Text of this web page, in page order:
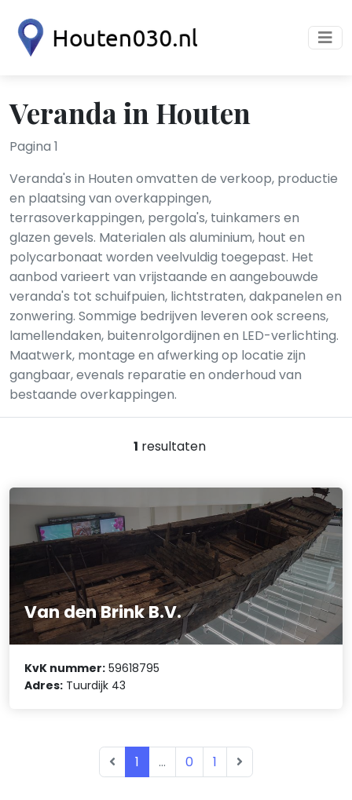
Veranda in Houten
Pagina 1
Veranda's in Houten omvatten de verkoop, productie
en plaatsing van overkappingen,
terrasoverkappingen, pergola's, tuinkamers en
glazen gevels. Materialen als aluminium, hout en
polycarbonaat worden veelvuldig toegepast. Het
aanbod varieert van vrijstaande en aangebouwde
veranda's tot schuifpuien, lichtstraten, dakpanelen en
zonwering. Sommige bedrijven leveren ook screens,
lamellendaken, buitenrolgordijnen en LED-verlichting.
Maatwerk, montage en afwerking op locatie zijn
gangbaar, evenals reparatie en onderhoud van
bestaande overkappingen.
1 resultaten
Van den Brink B.V.
KvK nummer: 59618795
Adres: Tuurdijk 43
1 ... 0 1